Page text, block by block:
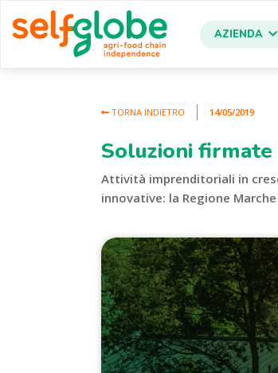
AZIENDA
TORNA INDIETRO 14/05/2019
Soluzioni
Attività imprenditoriali in
innovative: la Regione